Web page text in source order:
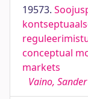
19573.
conceptual
markets
Vaino, Sander